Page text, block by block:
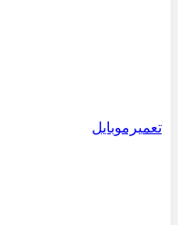
تعمیرموبایل